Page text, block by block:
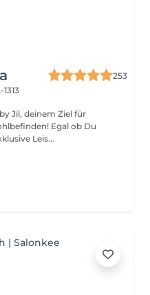
253
Jil, deinem Ziel für
Egal ob Du
Leis...